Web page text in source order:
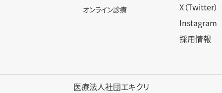
オンライン診療
X（Twitter）
Instagram
採用情報
医療法人社団エキクリ